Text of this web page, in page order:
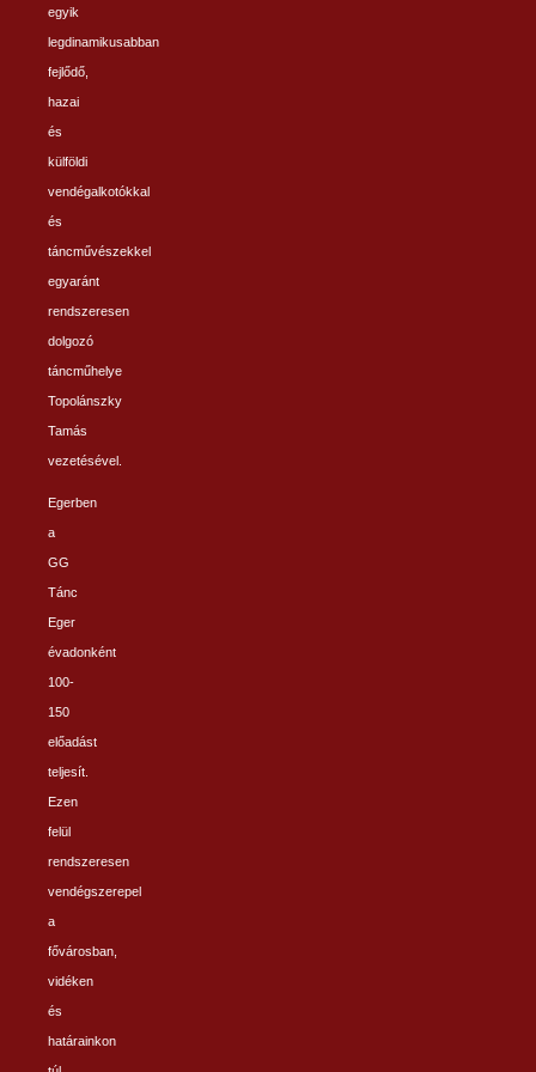
egyik
legdinamikusabban
fejlődő,
hazai
és
külföldi
vendégalkotókkal
és
táncművészekkel
egyaránt
rendszeresen
dolgozó
táncműhelye
Topolánszky
Tamás
vezetésével.
Egerben
a
GG
Tánc
Eger
évadonként
100-
150
előadást
teljesít.
Ezen
felül
rendszeresen
vendégszerepel
a
fővárosban,
vidéken
és
határainkon